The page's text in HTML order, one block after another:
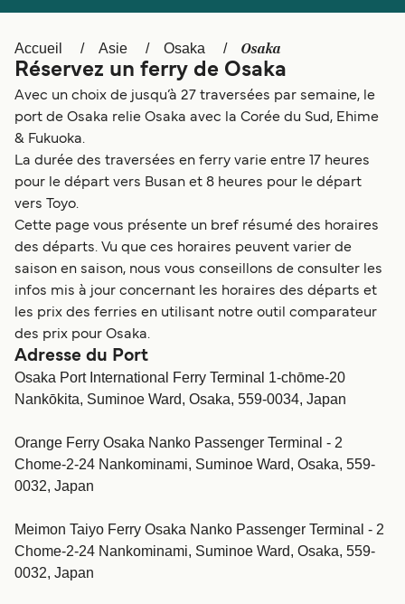
Deutschland Schweiz (DE)
Norge Україна
Accueil Asie Osaka Osaka
Réservez un ferry de Osaka
Avec un choix de jusqu’à 27 traversées par semaine, le
port de Osaka relie Osaka avec la Corée du Sud, Ehime
& Fukuoka.
La durée des traversées en ferry varie entre 17 heures
pour le départ vers Busan et 8 heures pour le départ
vers Toyo.
Cette page vous présente un bref résumé des horaires
des départs. Vu que ces horaires peuvent varier de
saison en saison, nous vous conseillons de consulter les
infos mis à jour concernant les horaires des départs et
les prix des ferries en utilisant notre outil comparateur
des prix pour Osaka.
Adresse du Port
Osaka Port International Ferry Terminal 1-chōme-20
Nankōkita, Suminoe Ward, Osaka, 559-0034, Japan
Orange Ferry Osaka Nanko Passenger Terminal - 2
Chome-2-24 Nankominami, Suminoe Ward, Osaka, 559-
0032, Japan
Meimon Taiyo Ferry Osaka Nanko Passenger Terminal - 2
Chome-2-24 Nankominami, Suminoe Ward, Osaka, 559-
0032, Japan